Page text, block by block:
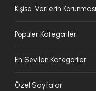
Kişisel Verilerin Korunması
Popüler Kategoriler
En Sevilen Kategoriler
Özel Sayfalar